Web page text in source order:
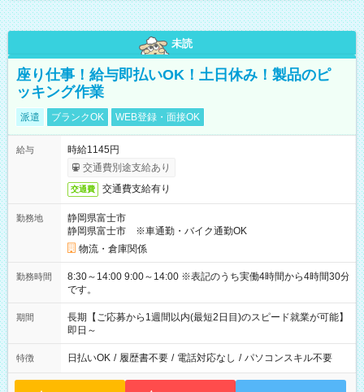
未読
座り仕事！給与即払いOK！土日休み！製品のピ
ッキング作業
派遣 ブランクOK WEB登録・面接OK
給与
時給1145円
交通費別途支給あり
交通費 交通費支給有り
勤務地
静岡県富士市
静岡県富士市 ※車通勤・バイク通勤OK
物流・倉庫関係
勤務時間
8:30～14:00 9:00～14:00 ※表記のうち実働4時間から4時間30分
です。
期間
長期【ご応募から1週間以内(最短2日目)のスピード就業が可能】
即日～
特徴 日払いOK / 履歴書不要 / 電話対応なし / パソコンスキル不要